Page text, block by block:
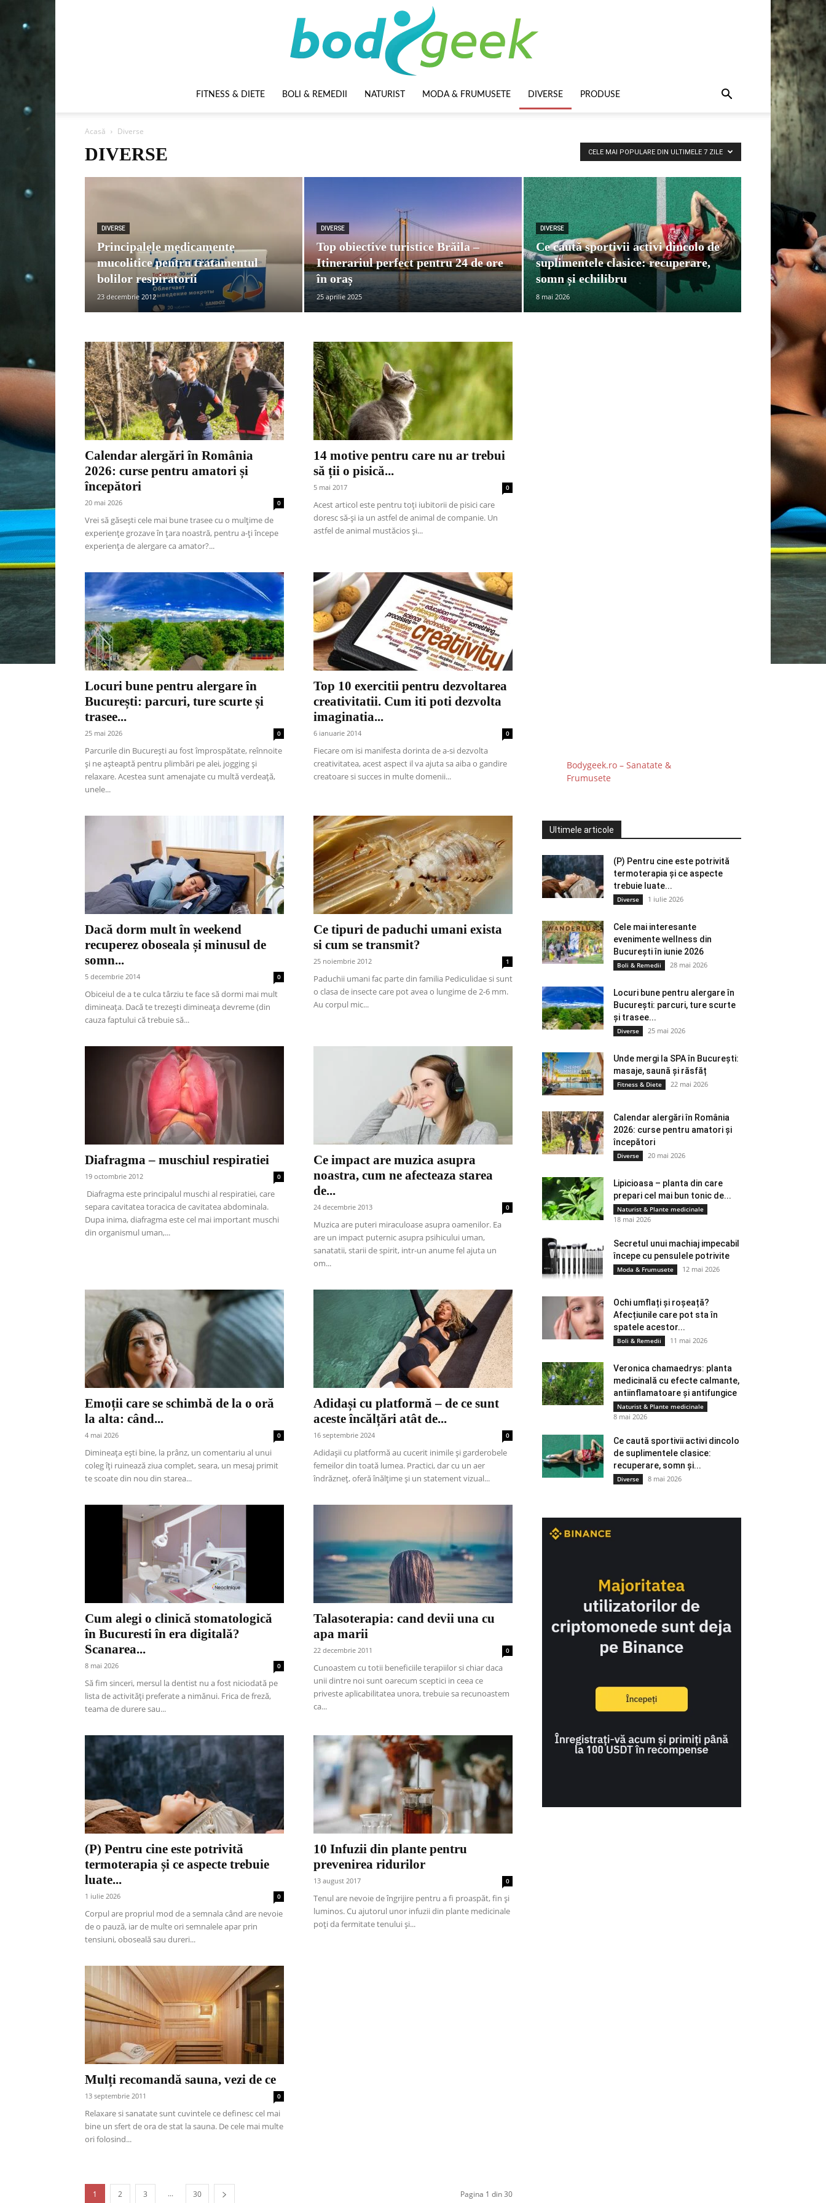
FITNESS & DIETE BOLI & REMEDII NATURIST MODA & FRUMUSETE DIVERSE PRODUSE
Acasă Diverse
DIVERSE CELE MAI POPULARE DIN ULTIMELE 7 ZILE
DIVERSE
Principalele medicamente
mucolitice pentru tratamentul
bolilor respiratorii
23 decembrie 2012
DIVERSE
Top obiective turistice Brăila –
Itinerariul perfect pentru 24 de ore
în oraș
25 aprilie 2025
DIVERSE
Ce caută sportivii activi dincolo de
suplimentele clasice: recuperare,
somn și echilibru
8 mai 2026
Calendar alergări în România
2026: curse pentru amatori și
începători
20 mai 2026 0
Vrei să găsești cele mai bune trasee cu o mulțime de
experiențe grozave în țara noastră, pentru a-ți începe
experiența de alergare ca amator?...
14 motive pentru care nu ar trebui
să ții o pisică...
5 mai 2017 0
Acest articol este pentru toți iubitorii de pisici care
doresc să-și ia un astfel de animal de companie. Un
astfel de animal mustăcios și...
Locuri bune pentru alergare în
București: parcuri, ture scurte și
trasee...
25 mai 2026 0
Parcurile din București au fost împrospătate, reînnoite
și ne așteaptă pentru plimbări pe alei, jogging și
relaxare. Acestea sunt amenajate cu multă verdeață,
unele...
Top 10 exercitii pentru dezvoltarea
creativitatii. Cum iti poti dezvolta
imaginatia...
6 ianuarie 2014 0
Fiecare om isi manifesta dorinta de a-si dezvolta
creativitatea, acest aspect il va ajuta sa aiba o gandire
creatoare si succes in multe domenii...
Dacă dorm mult în weekend
recuperez oboseala și minusul de
somn...
5 decembrie 2014 0
Obiceiul de a te culca târziu te face să dormi mai mult
dimineața. Dacă te trezești dimineața devreme (din
cauza faptului că trebuie să...
Ce tipuri de paduchi umani exista
si cum se transmit?
25 noiembrie 2012 1
Paduchii umani fac parte din familia Pediculidae si sunt
o clasa de insecte care pot avea o lungime de 2-6 mm.
Au corpul mic...
Diafragma – muschiul respiratiei
19 octombrie 2012 0
Diafragma este principalul muschi al respiratiei, care
separa cavitatea toracica de cavitatea abdominala.
Dupa inima, diafragma este cel mai important muschi
din organismul uman,...
Ce impact are muzica asupra
noastra, cum ne afecteaza starea
de...
24 decembrie 2013 0
Muzica are puteri miraculoase asupra oamenilor. Ea
are un impact puternic asupra psihicului uman,
sanatatii, starii de spirit, intr-un anume fel ajuta un
om...
Emoții care se schimbă de la o oră
la alta: când...
4 mai 2026 0
Dimineața ești bine, la prânz, un comentariu al unui
coleg îți ruinează ziua complet, seara, un mesaj primit
te scoate din nou din starea...
Adidași cu platformă – de ce sunt
aceste încălțări atât de...
16 septembrie 2024 0
Adidașii cu platformă au cucerit inimile și garderobele
femeilor din toată lumea. Practici, dar cu un aer
îndrăzneț, oferă înălțime și un statement vizual...
Cum alegi o clinică stomatologică
în Bucuresti în era digitală?
Scanarea...
8 mai 2026 0
Să fim sinceri, mersul la dentist nu a fost niciodată pe
lista de activități preferate a nimănui. Frica de freză,
teama de durere sau...
Talasoterapia: cand devii una cu
apa marii
22 decembrie 2011 0
Cunoastem cu totii beneficiile terapiilor si chiar daca
unii dintre noi sunt oarecum sceptici in ceea ce
priveste aplicabilitatea unora, trebuie sa recunoastem
ca...
(P) Pentru cine este potrivită
termoterapia și ce aspecte trebuie
luate...
1 iulie 2026 0
Corpul are propriul mod de a semnala când are nevoie
de o pauză, iar de multe ori semnalele apar prin
tensiuni, oboseală sau dureri...
10 Infuzii din plante pentru
prevenirea ridurilor
13 august 2017 0
Tenul are nevoie de îngrijire pentru a fi proaspăt, fin și
luminos. Cu ajutorul unor infuzii din plante medicinale
poți da fermitate tenului și...
Mulți recomandă sauna, vezi de ce
13 septembrie 2011 0
Relaxare si sanatate sunt cuvintele ce definesc cel mai
bine un sfert de ora de stat la sauna. De cele mai multe
ori folosind...
1 2 3 ... 30 Pagina 1 din 30
Bodygeek.ro – Sanatate &
Frumusete
Ultimele articole
(P) Pentru cine este potrivită
termoterapia și ce aspecte
trebuie luate...
Diverse 1 iulie 2026
Cele mai interesante
evenimente wellness din
București în iunie 2026
Boli & Remedii 28 mai 2026
Locuri bune pentru alergare în
București: parcuri, ture scurte
și trasee...
Diverse 25 mai 2026
Unde mergi la SPA în București:
masaje, saună și răsfăț
Fitness & Diete 22 mai 2026
Calendar alergări în România
2026: curse pentru amatori și
începători
Diverse 20 mai 2026
Lipicioasa – planta din care
prepari cel mai bun tonic de...
Naturist & Plante medicinale
18 mai 2026
Secretul unui machiaj impecabil
începe cu pensulele potrivite
Moda & Frumusete 12 mai 2026
Ochi umflați și roșeață?
Afecțiunile care pot sta în
spatele acestor...
Boli & Remedii 11 mai 2026
Veronica chamaedrys: planta
medicinală cu efecte calmante,
antiinflamatoare și antifungice
Naturist & Plante medicinale
8 mai 2026
Ce caută sportivii activi dincolo
de suplimentele clasice:
recuperare, somn și...
Diverse 8 mai 2026